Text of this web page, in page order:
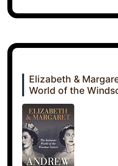
Elizabeth &
World of the